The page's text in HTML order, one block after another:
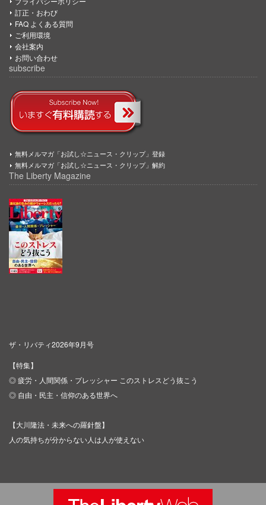
訂正・おわび
FAQ よくある質問
ご利用環境
会社案内
お問い合わせ
subscribe
無料メルマガ「お試し☆ニュース・クリップ」登録
無料メルマガ「お試し☆ニュース・クリップ」解約
The Liberty Magazine
ザ・リバティ2026年9月号
【特集】
◎ 疲労・人間関係・プレッシャー このストレスどう抜こう
◎ 自由・民主・信仰のある世界へ
【大川隆法・未来への羅針盤】
人の気持ちが分からない人は人が使えない